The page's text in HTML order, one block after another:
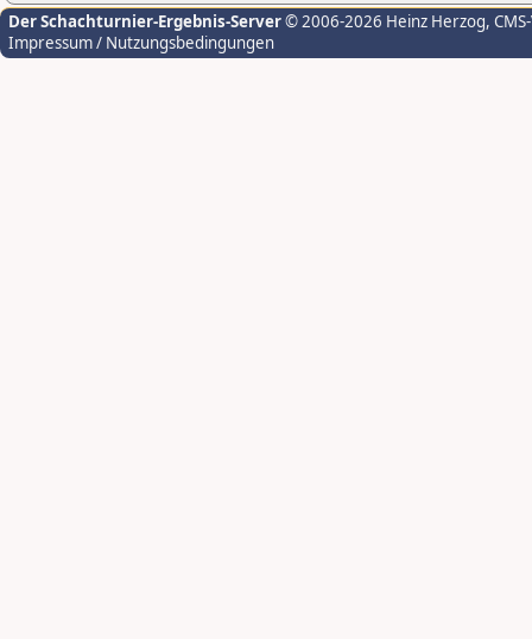
Der Schachturnier-Ergebnis-Server© 2006-2026 Heinz Herzog,
Impressum / Nutzungsbedingungen